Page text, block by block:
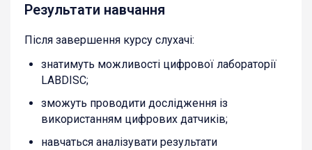
Результати навчання
Після завершення курсу слухачі:
знатимуть можливості цифрової лабораторії
LABDISC;
зможуть проводити дослідження із
використанням цифрових датчиків;
навчаться аналізувати результати